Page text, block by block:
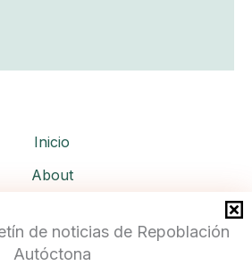
de noticias de Repoblación
Autóctona
Inicio
About